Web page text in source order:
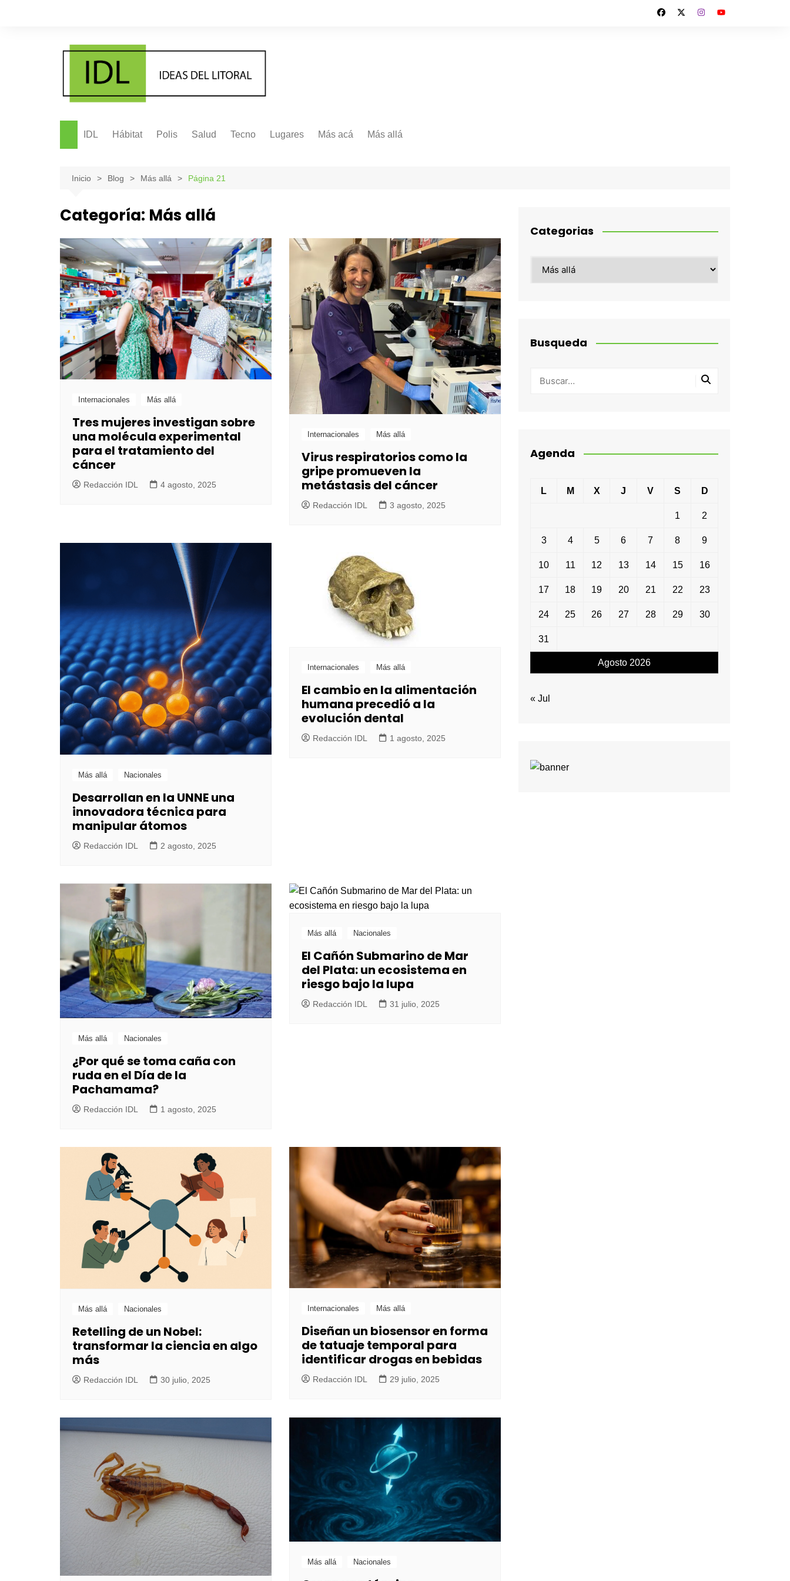
IDL Hábitat Polis Salud Tecno Lugares Más acá Más allá
Inicio Blog Más allá Página 21
Categoría: Más allá
Internacionales Más allá
Tres mujeres investigan sobre
una molécula experimental
para el tratamiento del
cáncer
Redacción IDL 4 agosto, 2025
Internacionales Más allá
Virus respiratorios como la
gripe promueven la
metástasis del cáncer
Redacción IDL 3 agosto, 2025
Más allá Nacionales
Desarrollan en la UNNE una
innovadora técnica para
manipular átomos
Redacción IDL 2 agosto, 2025
Internacionales Más allá
El cambio en la alimentación
humana precedió a la
evolución dental
Redacción IDL 1 agosto, 2025
Más allá Nacionales
¿Por qué se toma caña con
ruda en el Día de la
Pachamama?
Redacción IDL 1 agosto, 2025
Más allá Nacionales
El Cañón Submarino de Mar
del Plata: un ecosistema en
riesgo bajo la lupa
Redacción IDL 31 julio, 2025
Más allá Nacionales
Retelling de un Nobel:
transformar la ciencia en algo
más
Redacción IDL 30 julio, 2025
Internacionales Más allá
Diseñan un biosensor en forma
de tatuaje temporal para
identificar drogas en bebidas
Redacción IDL 29 julio, 2025
Más allá Nacionales
Categorias
Busqueda
Agenda
Agosto 2026
L M X J V S D
1 2
3 4 5 6 7 8 9
10 11 12 13 14 15 16
17 18 19 20 21 22 23
24 25 26 27 28 29 30
31
« Jul